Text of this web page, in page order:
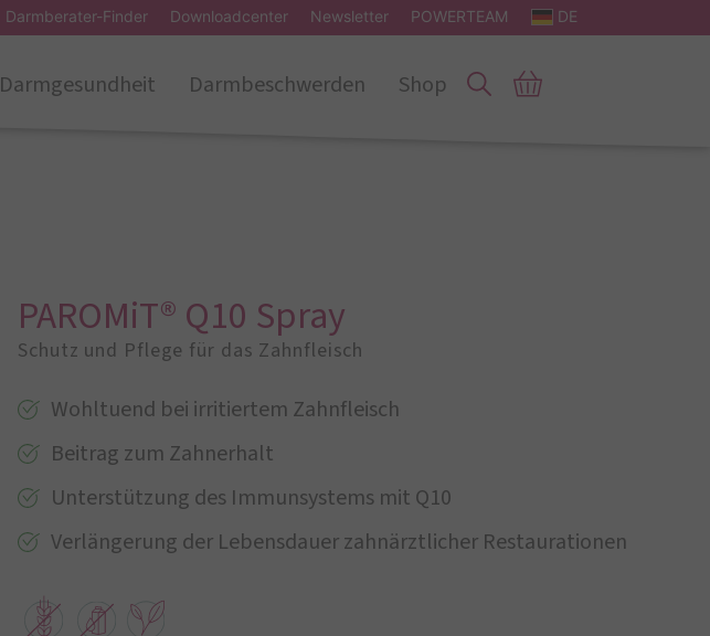
Darmberater-Finder Downloadcenter Newsletter POWERTEAM DE
Darmgesundheit Darmbeschwerden Shop
PAROMiT® Q10 Spray
Schutz und Pflege für das Zahnfleisch
Wohltuend bei irritiertem Zahnfleisch
Beitrag zum Zahnerhalt
Unterstützung des Immunsystems mit Q10
Verlängerung der Lebensdauer zahnärztlicher Restaurationen